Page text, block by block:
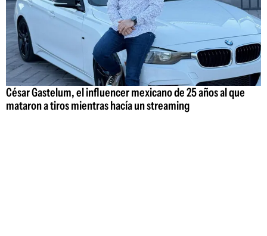
César Gastelum, el influencer mexicano de 25 años al que
mataron a tiros mientras hacía un streaming